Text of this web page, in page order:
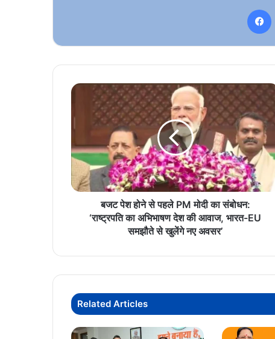
बजट
PM
मोदी
का
संबोधन:
EU
समझौते
से
खुलेंगे
बजट पेश होने से पहले PM मोदी का संबोधन:
‘राष्ट्रपति का अभिभाषण देश की आवाज, भारत-EU
समझौते से खुलेंगे नए अवसर’
Related Articles